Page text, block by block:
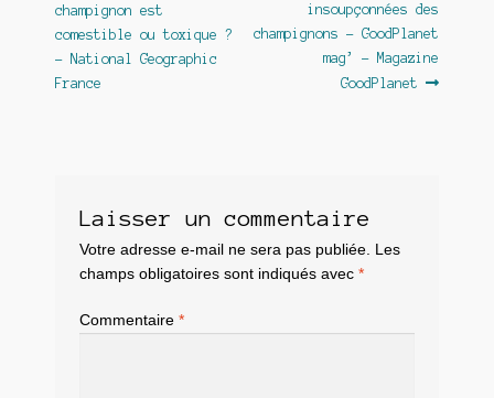
de
l’article
précédent :
champignon est
comestible ou toxique ?
– National Geographic
France
suivant :
insoupçonnées des
champignons – GoodPlanet
mag’ – Magazine
GoodPlanet
Laisser un commentaire
Votre adresse e-mail ne sera pas publiée. Les
champs obligatoires sont indiqués avec *
Commentaire *